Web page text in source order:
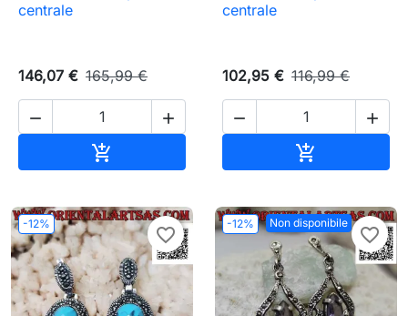
centrale
146,07 € 165,99 €
 

centrale
102,95 € 116,99 €
 

-12%
favorite_border
-12% Non disponibile
favorite_border